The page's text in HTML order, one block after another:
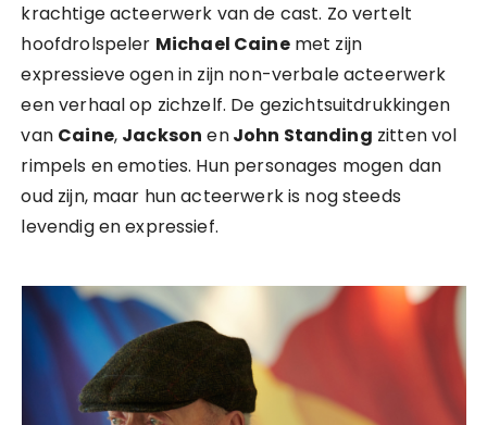
krachtige acteerwerk van de cast. Zo vertelt
hoofdrolspeler Michael Cainemet zijn
expressieve ogen in zijn non-verbale acteerwerk
een verhaal op zichzelf. De gezichtsuitdrukkingen
van Caine, Jackson enJohn Standing zitten vol
rimpels en emoties. Hun personages mogen dan
oud zijn, maar hun acteerwerk is nog steeds
levendig en expressief.